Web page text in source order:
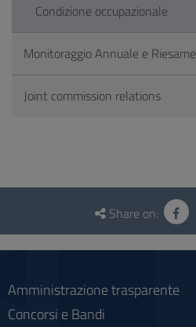
Condizione occupazionale
Monitoraggio Annuale e Riesame
Joint commission relations
Questionnaire
social
Share on:
Amministrazione trasparente
Concorsi e Bandi